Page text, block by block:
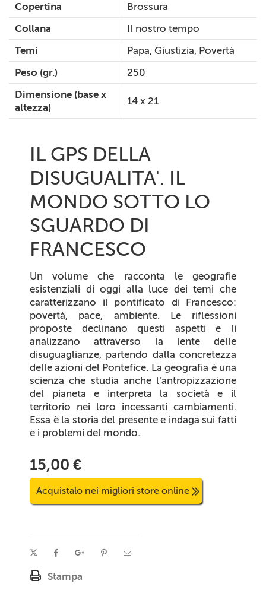
Copertina
Brossura
Collana
Il nostro tempo
Temi
Papa, Giustizia, Povertà
Peso (gr.)
250
Dimensione (base x
altezza)
14 x 21
IL GPS DELLA
DISUGUALITA'. IL
MONDO SOTTO LO
SGUARDO DI
FRANCESCO
Un volume che racconta le geografie
esistenziali di oggi alla luce dei temi che
caratterizzano il pontificato di Francesco:
povertà, pace, ambiente. Le riflessioni
proposte declinano questi aspetti e li
analizzano attraverso la lente delle
disuguaglianze, partendo dalla concretezza
delle azioni del Pontefice. La geografia è una
scienza che studia anche l’antropizzazione
del pianeta e interpreta la società e il
territorio nei loro incessanti cambiamenti.
Essa è la storia del presente e indaga sui fatti
e i problemi del mondo.
15,00 €
Acquistalo nei migliori store online
Stampa